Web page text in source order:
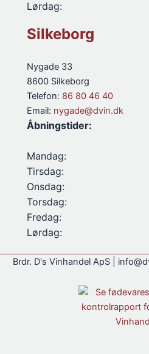
Lørdag:
Silkeborg
Nygade 33
8600 Silkeborg
Telefon: 86 80 46 40
Email: nygade@dvin.dk
Åbningstider:
Mandag:
Tirsdag:
Onsdag:
Torsdag:
Fredag:
Lørdag:
Brdr. D's Vinhandel ApS |